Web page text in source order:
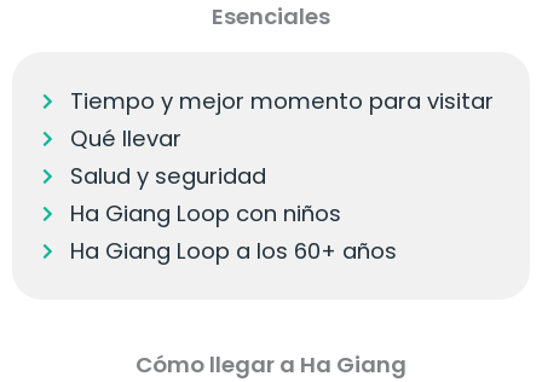
Esenciales
Tiempo y mejor momento para visitar
Qué llevar
Salud y seguridad
Ha Giang Loop con niños
Ha Giang Loop a los 60+ años
Cómo llegar a Ha Giang